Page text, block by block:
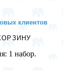
клиентов
1 набор.